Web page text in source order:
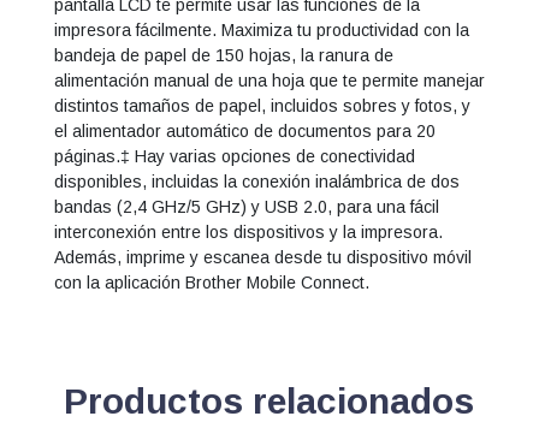
pantalla LCD te permite usar las funciones de la
impresora fácilmente. Maximiza tu productividad con la
bandeja de papel de 150 hojas, la ranura de
alimentación manual de una hoja que te permite manejar
distintos tamaños de papel, incluidos sobres y fotos, y
el alimentador automático de documentos para 20
páginas.‡ Hay varias opciones de conectividad
disponibles, incluidas la conexión inalámbrica de dos
bandas (2,4 GHz/5 GHz) y USB 2.0, para una fácil
interconexión entre los dispositivos y la impresora.
Además, imprime y escanea desde tu dispositivo móvil
con la aplicación Brother Mobile Connect.
Productos relacionados